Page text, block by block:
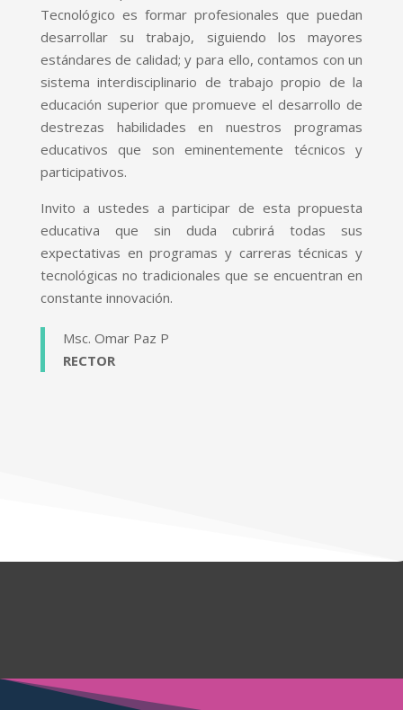
Tecnológico es formar profesionales que puedan
desarrollar su trabajo, siguiendo los mayores
estándares de calidad; y para ello, contamos con un
sistema interdisciplinario de trabajo propio de la
educación superior que promueve el desarrollo de
destrezas habilidades en nuestros programas
educativos que son eminentemente técnicos y
participativos.
Invito a ustedes a participar de esta propuesta
educativa que sin duda cubrirá todas sus
expectativas en programas y carreras técnicas y
tecnológicas no tradicionales que se encuentran en
constante innovación.
Msc. Omar Paz P
RECTOR